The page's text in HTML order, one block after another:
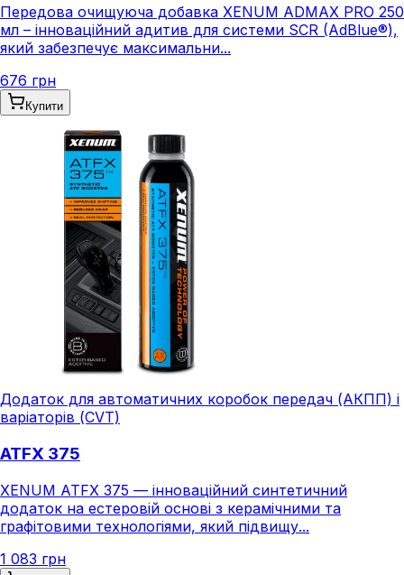
Передова очищуюча добавка XENUM ADMAX PRO 250
мл – інноваційний адитив для системи SCR (AdBlue®),
який забезпечує максимальни...
676 грн
Купити
Додаток для автоматичних коробок передач (АКПП) і
варіаторів (CVT)
ATFX 375
XENUM ATFX 375 — інноваційний синтетичний
додаток на естеровій основі з керамічними та
графітовими технологіями, який підвищу...
1 083 грн